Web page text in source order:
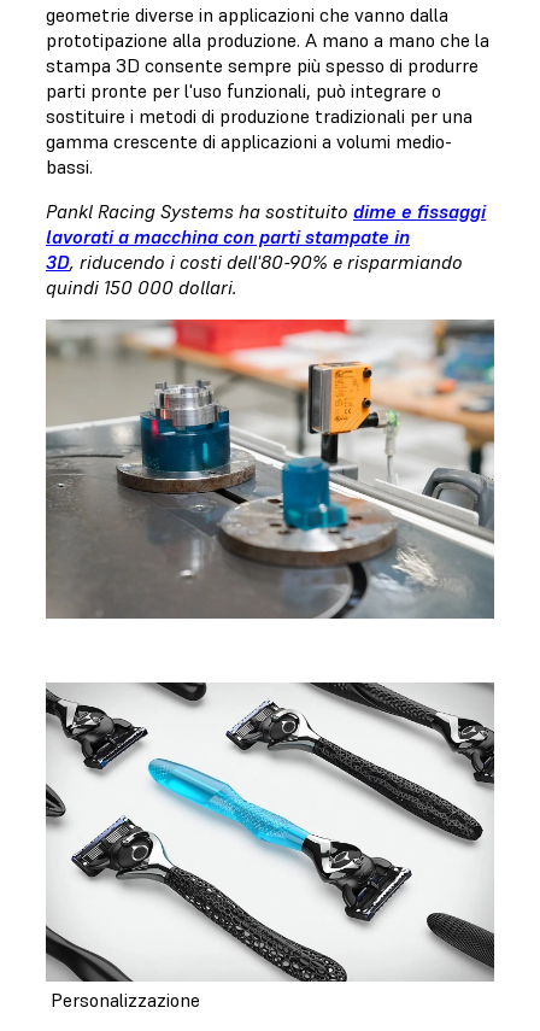
geometrie diverse in applicazioni che vanno dalla
prototipazione alla produzione. A mano a mano che la
stampa 3D consente sempre più spesso di produrre
parti pronte per l'uso funzionali, può integrare o
sostituire i metodi di produzione tradizionali per una
gamma crescente di applicazioni a volumi medio-
bassi.
Pankl Racing Systems ha sostituito dime e fissaggi
lavorati a macchina con parti stampate in
3D, riducendo i costi dell'80-90% e risparmiando
quindi 150 000 dollari.
Personalizzazione